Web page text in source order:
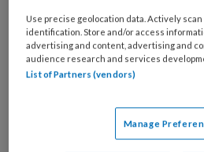
Spastische voet
Oudere voet
Verwaarloosde voet
Nagelreparatie
Nagelregulatie
Use precise geolocation data. Actively
identification. Store and/or access
advertising and content, advertising and
audience research and services
List of Partners (vendors)
Manage